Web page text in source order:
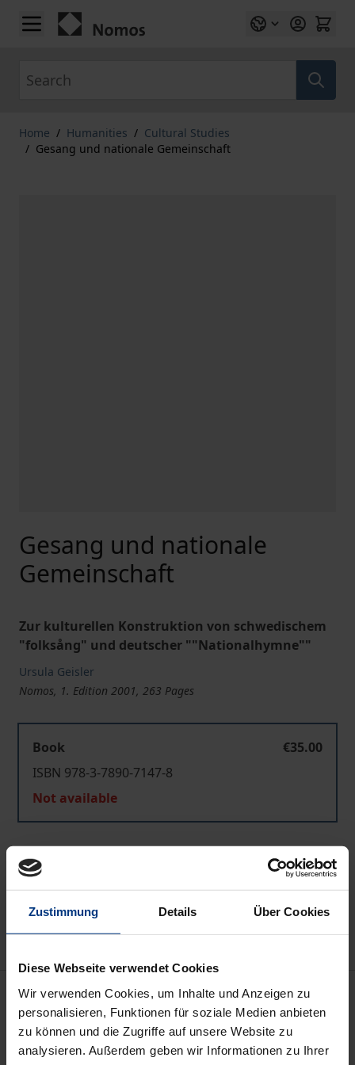
Zustimmung Details Über Cookies
Diese Webseite verwendet Cookies
Wir verwenden Cookies, um Inhalte und Anzeigen zu
personalisieren, Funktionen für soziale Medien anbieten
zu können und die Zugriffe auf unsere Website zu
analysieren. Außerdem geben wir Informationen zu Ihrer
Skip to Content
Home / Humanities / Cultural Studies
/ Gesang und nationale Gemeinschaft
Gesang und nationale
Gemeinschaft
Zur kulturellen Konstruktion von schwedischem
"folksång" und deutscher ""Nationalhymne""
Ursula Geisler
Nomos, 1. Edition 2001, 263 Pages
Book
€35.00
ISBN 978-3-7890-7147-8
Not available
Add to Wish List
Delivery cost notice
Description
Gesang ist seit Jahrhunderten ein integraler
Bestandteil religiöser Gemeinschaften. Seit dem 18.